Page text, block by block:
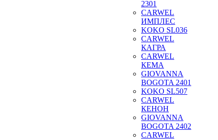
2301
CARWEL
ИМПЛЕС
KOKO SL036
CARWEL
КАГРА
CARWEL
КЕМА
GIOVANNA
BOGOTA 2401
KOKO SL507
CARWEL
КЕНОН
GIOVANNA
BOGOTA 2402
CARWEL